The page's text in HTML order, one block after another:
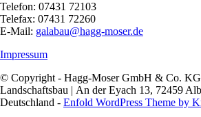
Telefon: 07431 72103
Telefax: 07431 72260
E-Mail: galabau@hagg-moser.de
Impressum
© Copyright - Hagg-Moser GmbH & Co. KG
Landschaftsbau | An der Eyach 13, 72459
Deutschland - Enfold WordPress Theme by